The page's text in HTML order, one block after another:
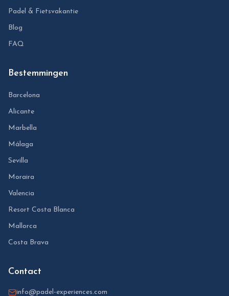
Padel & Fietsvakantie
Blog
FAQ
Bestemmingen
Barcelona
Alicante
Marbella
Málaga
Sevilla
Moraira
Valencia
Resort Costa Blanca
Mallorca
Costa Brava
Contact
info@padel-experiences.com